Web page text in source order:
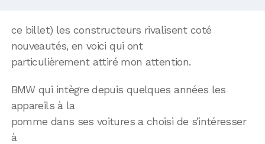
ce billet) les constructeurs rivalisent coté
nouveautés, en voici qui ont
particulièrement attiré mon attention.
BMW qui intègre depuis quelques années les
appareils à la
pomme dans ses voitures a choisi de s’intéresser
à